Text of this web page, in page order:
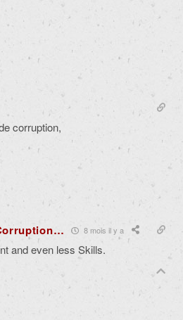
corruption,
8 mois il y a
and even less Skills.